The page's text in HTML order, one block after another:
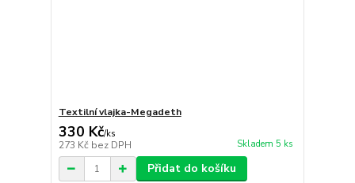
Textilní vlajka-Megadeth
330 Kč/ks
273 Kč bez DPH Skladem 5 ks
Přidat do košíku